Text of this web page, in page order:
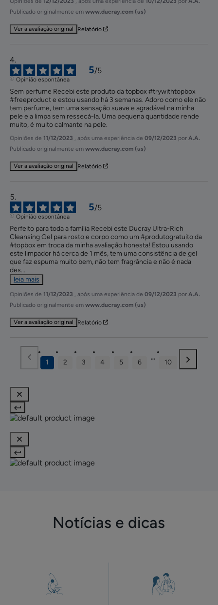
Publicado originalmente em www.ducray.com (us)
Ver a avaliação original Relatório
5/5
Opinião espontânea
Sem perfume Recebi este produto da topbox #trywithtopbox
#freeproduct e estou usando há 3 semanas. Adoro como ele não
tem perfume, tem uma sensação suave e agradável na minha
pele e a limpa sem ressecá-la. Uma pequena quantidade rende
muito, é muito calmante na pele.
Opiniões de 11/12/2023 , após uma experiência de 09/12/2023 por A.A.
Publicado originalmente em www.ducray.com (us)
Ver a avaliação original Relatório
5/5
Opinião espontânea
Perfeito para toda a família Recebi este Ducray Ultra-Rich
Cleansing Gel para rosto e corpo como um #produtogratuito da
#topbox em troca da minha avaliação honesta! Estou usando
este limpador há cerca de 1 mês, tem uma consistência de gel
que faz espuma muito bem, não tem fragrância e não é nada
des...
leia mais
Opiniões de 11/12/2023 , após uma experiência de 09/12/2023 por A.A.
Publicado originalmente em www.ducray.com (us)
Ver a avaliação original Relatório
1 2 3 4 5 6 10
Notícias e dicas